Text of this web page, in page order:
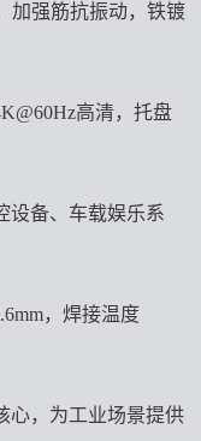
加强筋抗振动，铁镀
高清，托盘
设备、车载娱乐系
，焊接温度
心，为工业场景提供